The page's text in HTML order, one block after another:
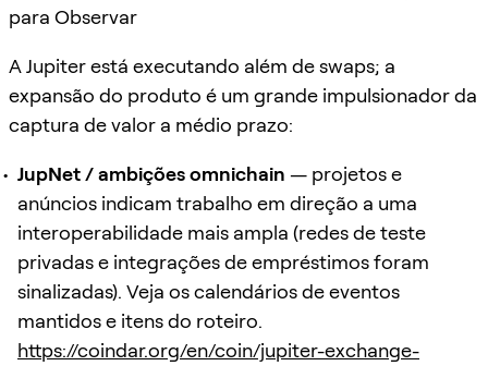
para Observar
A Jupiter está executando além de swaps; a
expansão do produto é um grande impulsionador da
captura de valor a médio prazo:
JupNet / ambições omnichain — projetos e
anúncios indicam trabalho em direção a uma
interoperabilidade mais ampla (redes de teste
privadas e integrações de empréstimos foram
sinalizadas). Veja os calendários de eventos
mantidos e itens do roteiro.
https://coindar.org/en/coin/jupiter-exchange-